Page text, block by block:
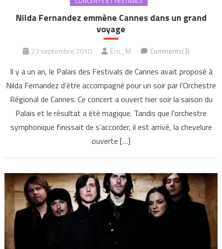
Nilda Fernandez emmène Cannes dans un grand
voyage
23 septembre 2010 Eric_M Comments(3)
Il y a un an, le Palais des Festivals de Cannes avait proposé à
Nilda Fernandez d’être accompagné pour un soir par l’Orchestre
Régional de Cannes. Ce concert a ouvert hier soir la saison du
Palais et le résultat a été magique. Tandis que l’orchestre
symphonique finissait de s’accorder, il est arrivé, la chevelure
ouverte […]